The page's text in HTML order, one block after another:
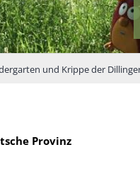
und Krippe der
Provinz